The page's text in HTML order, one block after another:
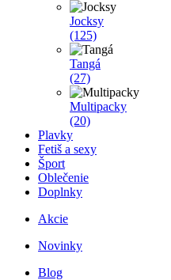
Jocksy
(125)
Tangá
(27)
Multipacky
(20)
Plavky
Fetiš a sexy
Šport
Oblečenie
Doplnky
Akcie
Novinky
Blog